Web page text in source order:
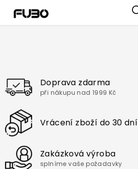
obsah
Doprava zdarma
při nákupu nad 1999 Kč
Vrácení zboží do 30 dní
Zakázková výroba
splníme vaše požadavky